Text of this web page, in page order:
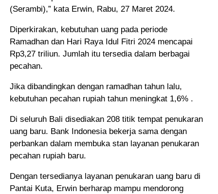
(Serambi),” kata Erwin, Rabu, 27 Maret 2024.
Diperkirakan, kebutuhan uang pada periode
Ramadhan dan Hari Raya Idul Fitri 2024 mencapai
Rp3,27 triliun. Jumlah itu tersedia dalam berbagai
pecahan.
Jika dibandingkan dengan ramadhan tahun lalu,
kebutuhan pecahan rupiah tahun meningkat 1,6% .
Di seluruh Bali disediakan 208 titik tempat penukaran
uang baru. Bank Indonesia bekerja sama dengan
perbankan dalam membuka stan layanan penukaran
pecahan rupiah baru.
Dengan tersedianya layanan penukaran uang baru di
Pantai Kuta, Erwin berharap mampu mendorong